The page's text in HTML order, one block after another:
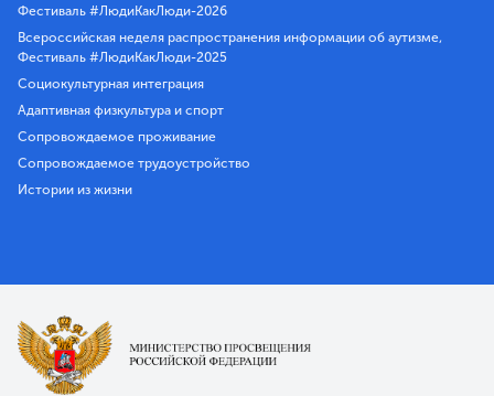
Фестиваль #ЛюдиКакЛюди-2026
Всероссийская неделя распространения информации об аутизме,
Фестиваль #ЛюдиКакЛюди-2025
Социокультурная интеграция
Адаптивная физкультура и спорт
Сопровождаемое проживание
Сопровождаемое трудоустройство
Истории из жизни